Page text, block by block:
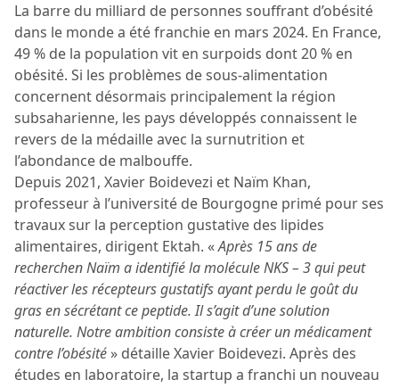
La barre du milliard de personnes souffrant d’obésité
dans le monde a été franchie en mars 2024. En France,
49 % de la population vit en surpoids dont 20 % en
obésité. Si les problèmes de sous-alimentation
concernent désormais principalement la région
subsaharienne, les pays développés connaissent le
revers de la médaille avec la surnutrition et
l’abondance de malbouffe.
Depuis 2021, Xavier Boidevezi et Naïm Khan,
professeur à l’université de Bourgogne primé pour ses
travaux sur la perception gustative des lipides
alimentaires, dirigent Ektah. «Après 15 ans de
recherchen Naïm a identifié la molécule NKS – 3 qui peut
réactiver les récepteurs gustatifs ayant perdu le goût du
gras en sécrétant ce peptide. Il s’agit d’une solution
naturelle. Notre ambition consiste à créer un médicament
contre l’obésité » détaille Xavier Boidevezi. Après des
études en laboratoire, la startup a franchi un nouveau